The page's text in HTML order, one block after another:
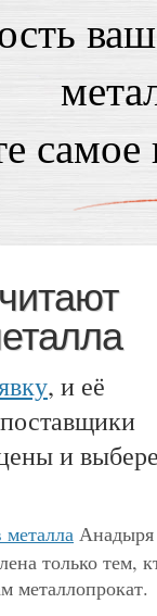
, и её
и
только тем,
металлопрокат.